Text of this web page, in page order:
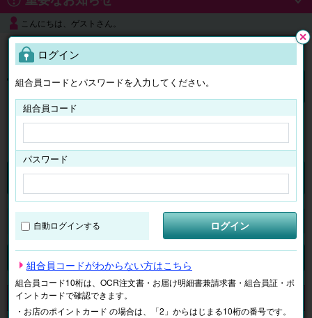
こんにちは、ゲストさん。
よくある質問
ログイン
チケット マイページ
検索
申し訳ございません。 現在、該当商品は、お取扱いしておりません。
ログイン
組合員コードとパスワードを入力してください。
組合員コード
パスワード
自動ログインする ログイン
組合員コードがわからない方はこちら
組合員コード10桁は、OCR注文書・お届け明細書兼請求書・組合員証・ポ
イントカードで確認できます。
・お店のポイントカード の場合は、「2」からはじまる10桁の番号です。